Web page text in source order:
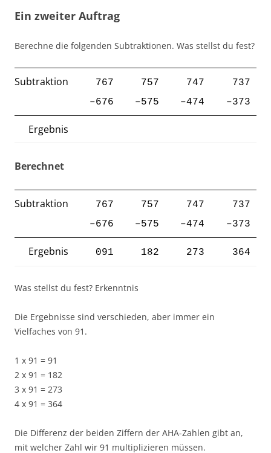
Ein zweiter Auftrag
Berechne die folgenden Subtraktionen. Was stellst du fest?
Subtraktion
767
–676
757
–575
747
–474
737
–373
Ergebnis
Berechnet
Subtraktion
767
–676
757
–575
747
–474
737
–373
Ergebnis 091 182 273 364
Was stellst du fest? Erkenntnis
Die Ergebnisse sind verschieden, aber immer ein
Vielfaches von 91.
1 x 91 = 91
2 x 91 = 182
3 x 91 = 273
4 x 91 = 364
Die Differenz der beiden Ziffern der AHA-Zahlen gibt an,
mit welcher Zahl wir 91 multiplizieren müssen.